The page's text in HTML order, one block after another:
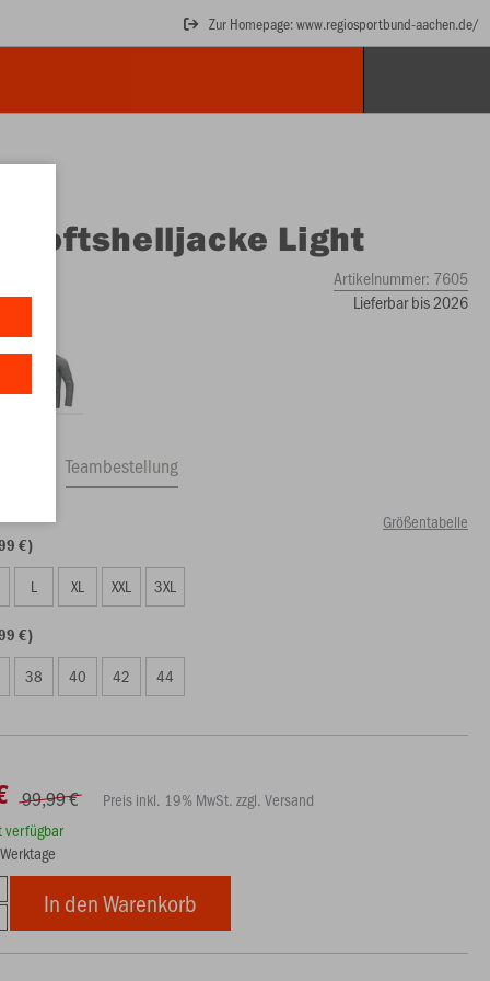
Zur Homepage: www.regiosportbund-aachen.de/
Softshelljacke Light
Artikelnummer: 7605
Lieferbar bis 2026
Teambestellung
Größentabelle
€)
L XL XXL 3XL
€)
38 40 42 44
99,99 €
Preis inkl. 19% MwSt. zzgl. Versand
verfügbar
In den Warenkorb